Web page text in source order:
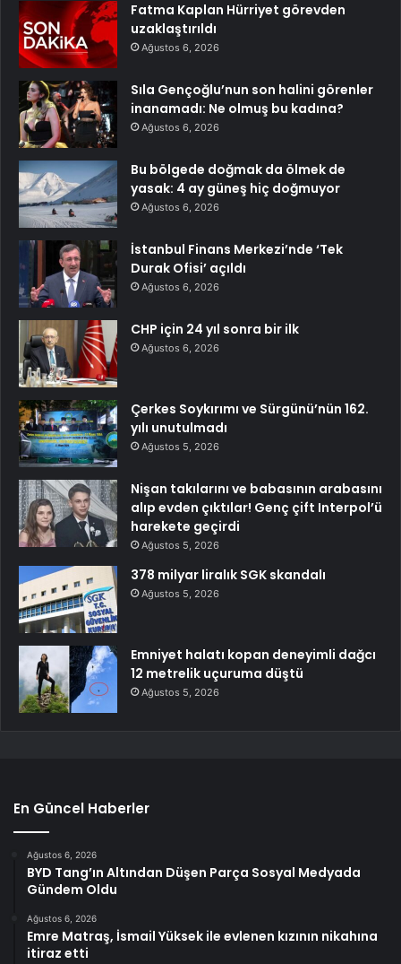
Fatma Kaplan Hürriyet görevden
uzaklaştırıldı
Ağustos 6, 2026
Sıla Gençoğlu’nun son halini görenler
inanamadı: Ne olmuş bu kadına?
Ağustos 6, 2026
Bu bölgede doğmak da ölmek de
yasak: 4 ay güneş hiç doğmuyor
Ağustos 6, 2026
İstanbul Finans Merkezi’nde ‘Tek
Durak Ofisi’ açıldı
Ağustos 6, 2026
CHP için 24 yıl sonra bir ilk
Ağustos 6, 2026
Çerkes Soykırımı ve Sürgünü’nün 162.
yılı unutulmadı
Ağustos 5, 2026
Nişan takılarını ve babasının arabasını
alıp evden çıktılar! Genç çift Interpol’ü
harekete geçirdi
Ağustos 5, 2026
378 milyar liralık SGK skandalı
Ağustos 5, 2026
Emniyet halatı kopan deneyimli dağcı
12 metrelik uçuruma düştü
Ağustos 5, 2026
En Güncel Haberler
Ağustos 6, 2026
BYD Tang’ın Altından Düşen Parça Sosyal Medyada
Gündem Oldu
Ağustos 6, 2026
Emre Matraş, İsmail Yüksek ile evlenen kızının nikahına
itiraz etti